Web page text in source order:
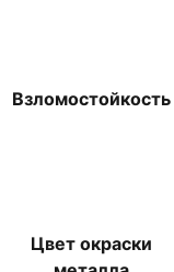
Взломостойкость
Цвет окраски